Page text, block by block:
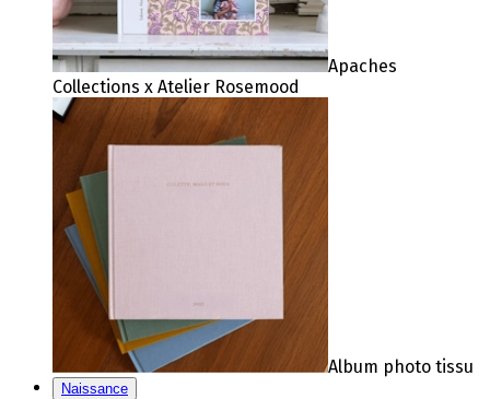
Apaches
Collections x Atelier Rosemood
Album photo tissu
Naissance